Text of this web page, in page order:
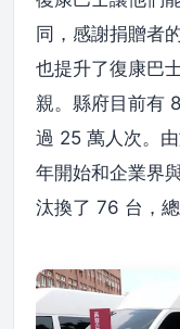
同，感謝捐贈者
也提升了復康巴
親。縣府目前有
過 25 萬人次。
年開始和企業界
汰換了 76 台，